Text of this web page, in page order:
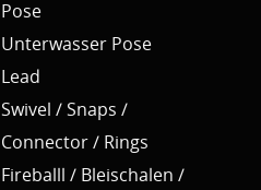
Pose
Unterwasser Pose
Lead
Swivel / Snaps /
Connector / Rings
Fireballl / Bleischalen /